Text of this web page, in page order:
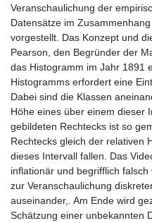
Veranschaulichung der
Datensätze im
vorgestellt. Das Konzept und
Pearson, den Begründer der
das Histogramm im Jahr 1891
Histogramms erfordert eine
Dabei sind die Klassen
Höhe eines über einem dieser
gebildeten Rechtecks ist so
Rechtecks gleich der relativen
dieses Intervall fallen. Das
inflationär und begrifflich
zur Veranschaulichung
auseinander,. Am Ende wird
Schätzung einer unbekannten